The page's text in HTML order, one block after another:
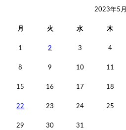
2023年5月
月 火 水 木
1 2 3 4
8 9 10 11
15 16 17 18
22 23 24 25
29 30 31